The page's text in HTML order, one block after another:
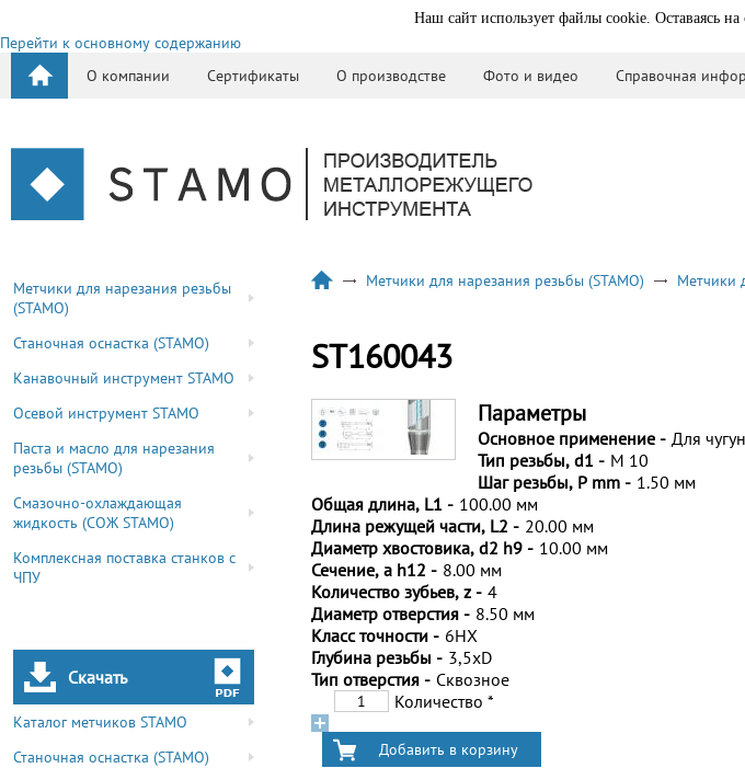
Наш сайт использует файлы cookie. Оставаясь
Перейти к основному содержанию
О компании
Сертификаты О производстве Фото и видео Справочная
Метчики для нарезания резьбы
(STAMO)
Станочная оснастка (STAMO)
Канавочный инструмент STAMO
Осевой инструмент STAMO
Паста и масло для нарезания
резьбы (STAMO)
Смазочно-охлаждающая
жидкость (СОЖ STAMO)
Комплексная поставка станков с
ЧПУ
Скачать
Каталог метчиков STAMO
Станочная оснастка (STAMO)
Метчики для нарезания резьбы (STAMO) Метчики
ST160043
Параметры
Основное применение - Для
Тип резьбы, d1 - M 10
Шаг резьбы, P mm - 1.50 мм
Общая длина, L1 - 100.00 мм
Длина режущей части, L2 - 20.00 мм
Диаметр хвостовика, d2 h9 - 10.00 мм
Сечение, a h12 - 8.00 мм
Количество зубьев, z - 4
Диаметр отверстия - 8.50 мм
Класс точности - 6HX
Глубина резьбы - 3,5xD
Тип отверстия - Сквозное
Количество *